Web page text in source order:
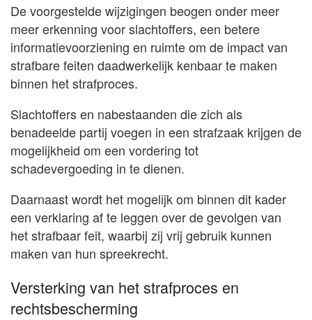
De voorgestelde wijzigingen beogen onder meer
meer erkenning voor slachtoffers, een betere
informatievoorziening en ruimte om de impact van
strafbare feiten daadwerkelijk kenbaar te maken
binnen het strafproces.
Slachtoffers en nabestaanden die zich als
benadeelde partij voegen in een strafzaak krijgen de
mogelijkheid om een vordering tot
schadevergoeding in te dienen.
Daarnaast wordt het mogelijk om binnen dit kader
een verklaring af te leggen over de gevolgen van
het strafbaar feit, waarbij zij vrij gebruik kunnen
maken van hun spreekrecht.
Versterking van het strafproces en
rechtsbescherming